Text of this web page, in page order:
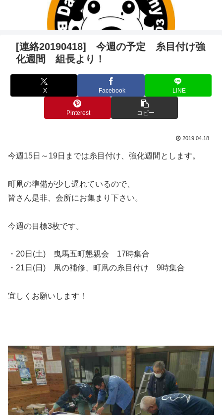
[連絡20190418] 今週の予定 糸目付け強
化週間 組長より！
X Facebook LINE
Pinterest コピー
2019.04.18
今週15日～19日までは糸目付け、強化週間とします。
町凧の準備が少し遅れているので、
皆さん是非、会所にお集まり下さい。
今週の目標3枚です。
・20日(土) 曳馬五町懇親会 17時集合
・21日(日) 凧の補修、町凧の糸目付け 9時集合
宜しくお願いします！